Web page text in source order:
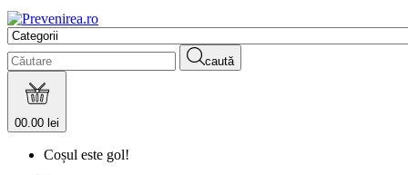
caută
00.00 lei
Coșul este gol!